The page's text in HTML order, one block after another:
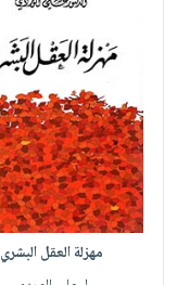
مهزلة العقل البشري